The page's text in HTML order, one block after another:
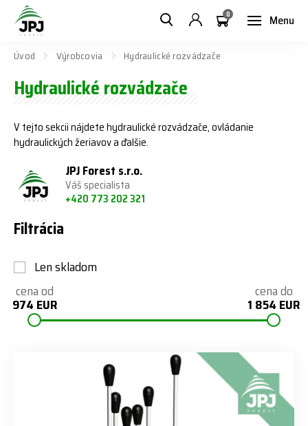
Menu
0
Úvod Výrobcovia Hydraulické rozvádzače
Hydraulické rozvádzače
V tejto sekcii nájdete hydraulické rozvádzače, ovládanie
hydraulických žeriavov a ďalšie.
JPJ Forest s.r.o.
Váš specialista
+420 773 202 321
Filtrácia
Len skladom
cena od
974 EUR
cena do
1 854 EUR